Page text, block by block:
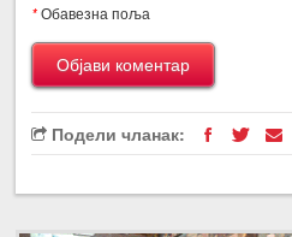
*Обавезна поља
Подели чланак: